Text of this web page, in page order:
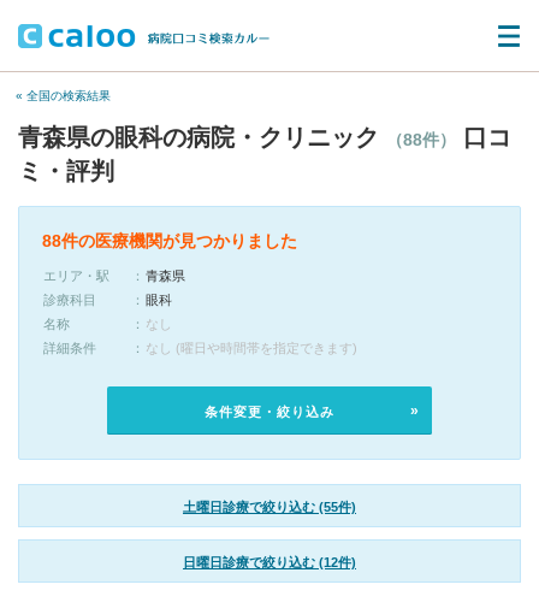
« 全国の検索結果
青森県の眼科の病院・クリニック （88件）
口コ
ミ・評判
88件の医療機関が見つかりました
エリア・駅
青森県
診療科目
眼科
名称
なし
詳細条件
なし (曜日や時間帯を指定できます)
条件変更・絞り込み
土曜日診療で絞り込む (55件)
日曜日診療で絞り込む (12件)